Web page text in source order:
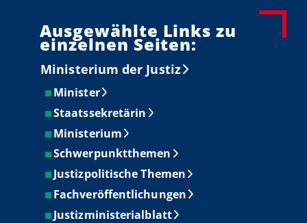
Ausgewählte Links zu
einzelnen Seiten:
Ministerium der Justiz
Minister
Staatssekretärin
Ministerium
Schwerpunktthemen
Justizpolitische Themen
Fachveröffentlichungen
Justizministerialblatt